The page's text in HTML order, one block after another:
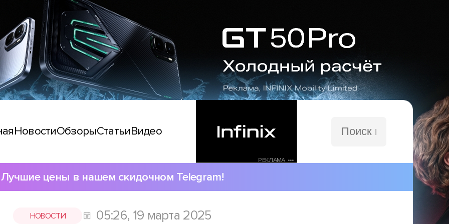
НовостиОбзорыСтатьиВидео
РЕКЛАМА •••
сайту
Лучшие цены в нашем скидочном Telegram!
НОВОСТИ 05:26, 19 марта 2025